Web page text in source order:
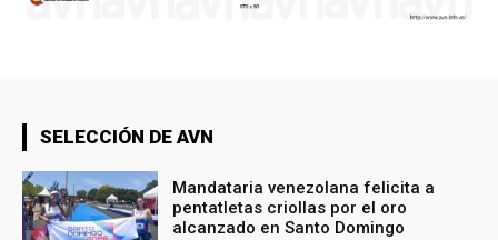
SELECCIÓN DE AVN
Mandataria venezolana felicita a
pentatletas criollas por el oro
alcanzado en Santo Domingo